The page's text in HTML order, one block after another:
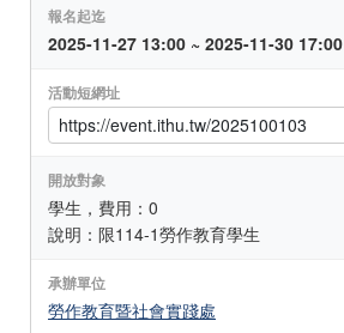
報名起迄
2025-11-27 13:00 ~ 2025-11-30 17:00
活動短網址
開放對象
學生，費用：0
說明：限114-1勞作教育學生
承辦單位
勞作教育暨社會實踐處